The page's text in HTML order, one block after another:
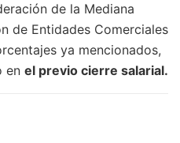
de la Mediana
de Entidades Comerciales
ya mencionados,
en el previo cierre salarial.